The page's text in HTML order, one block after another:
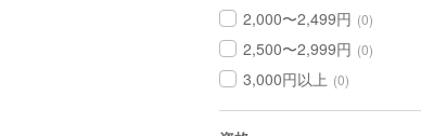
2,000〜2,499円 (0)
2,500〜2,999円 (0)
3,000円以上 (0)